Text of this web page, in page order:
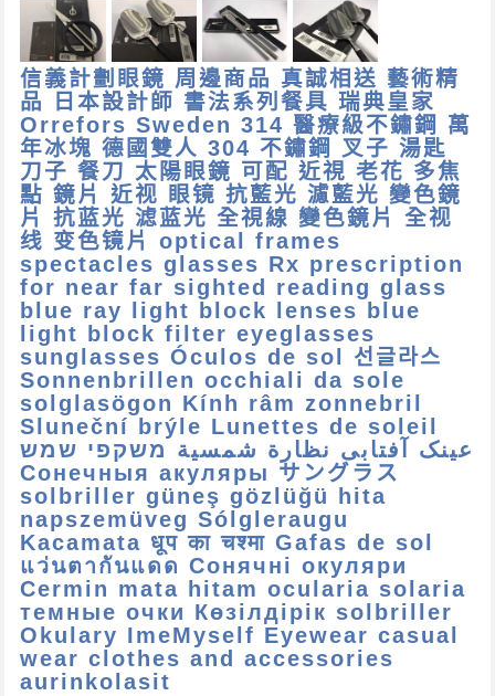
信義計劃眼鏡 周邊商品 真誠相送 藝術精
品 日本設計師 書法系列餐具 瑞典皇家
Orrefors Sweden 314 醫療級不鏽鋼 萬
年冰塊 德國雙人 304 不鏽鋼 叉子 湯匙
刀子 餐刀 太陽眼鏡 可配 近視 老花 多焦
點 鏡片 近视 眼镜 抗藍光 濾藍光 變色鏡
片 抗蓝光 滤蓝光 全視線 變色鏡片 全视
线 变色镜片 optical frames
spectacles glasses Rx prescription
for near far sighted reading glass
blue ray light block lenses blue
light block filter eyeglasses
sunglasses Óculos de sol 선글라스
Sonnenbrillen occhiali da sole
solglasögon Kính râm zonnebril
Sluneční brýle Lunettes de soleil
عینک آفتابی نظارة شمسية משקפי שמש
Сонечныя акуляры サングラス
solbriller güneş gözlüğü hita
napszemüveg Sólgleraugu
Kacamata धूप का चश्मा Gafas de sol
แว่นตากันแดด Сонячні окуляри
Cermin mata hitam ocularia solaria
темные очки Көзілдірік solbriller
Okulary ImeMyself Eyewear casual
wear clothes and accessories
aurinkolasit